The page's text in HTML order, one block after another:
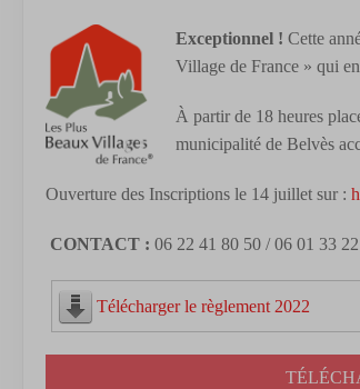
Exceptionnel ! Cette
Village de France » qui
À partir de 18 heures
municipalité de Belvès
Ouverture des Inscriptions le 14 juillet sur :
CONTACT : 06 22 41 80 50 / 06 01 33
Télécharger le règlement 2022